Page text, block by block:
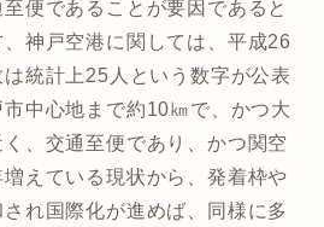
便であることが要因であると
神戸空港に関しては、平成26
統計上25人という数字が公表
中心地まで約10㎞で、かつ大
、交通至便であり、かつ関空
えている現状から、発着枠や
れ国際化が進めば、同様に多